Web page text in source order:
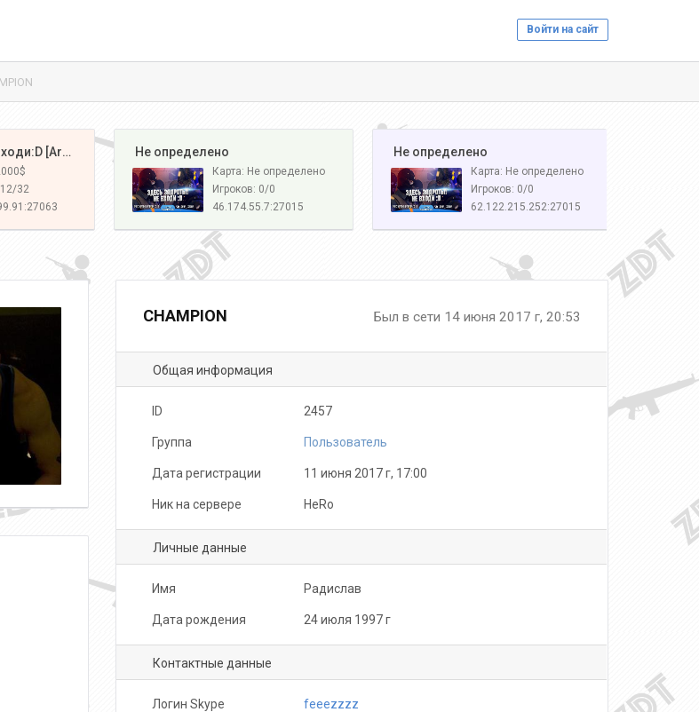
Войти на сайт
️ Здесь Задроты!Не Входи:D [Army#1]
12/32
️ Не определено
Карта: Не определено
Игроков: 0/0
46.174.55.7:27015
️ Не определено
Карта: Не определено
Игроков: 0/0
62.122.215.252:27015
CHAMPION Был в сети 14 июня 2017 г, 20:53
Общая информация
ID 2457
Группа Пользователь
Дата регистрации 11 июня 2017 г, 17:00
Ник на сервере HeRo
Личные данные
Имя Радислав
Дата рождения 24 июля 1997 г
Контактные данные
Логин Skype feeezzzz